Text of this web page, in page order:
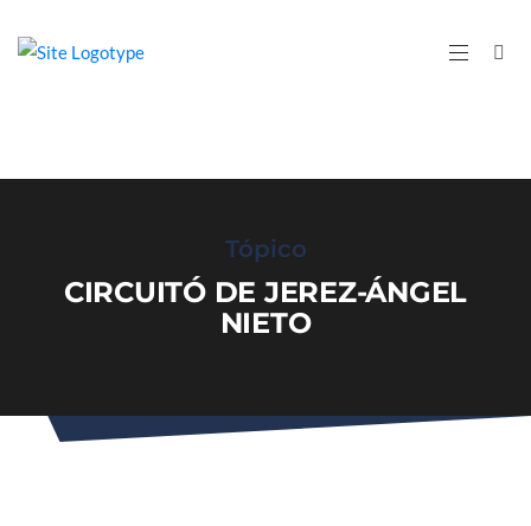
Tópico
CIRCUITÓ DE JEREZ-ÁNGEL
NIETO